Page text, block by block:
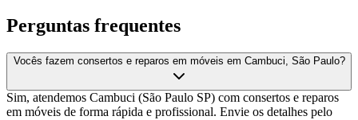
Perguntas frequentes
Vocês fazem consertos e reparos em móveis em Cambuci, São Paulo?
Sim, atendemos Cambuci (São Paulo SP) com consertos e reparos
em móveis de forma rápida e profissional. Envie os detalhes pelo